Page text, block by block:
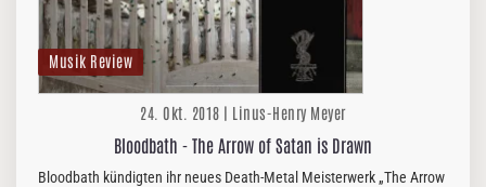
Musik Review
24. Okt. 2018 | Linus-Henry Meyer
Bloodbath - The Arrow of Satan is Drawn
Bloodbath kündigten ihr neues Death-Metal Meisterwerk „The Arrow